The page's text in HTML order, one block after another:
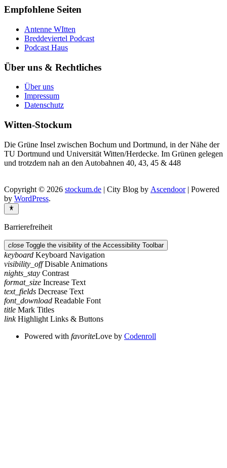
Empfohlene Seiten
Antenne WItten
Breddeviertel Podcast
Podcast Haus
Über uns & Rechtliches
Über uns
Impressum
Datenschutz
Witten-Stockum
Die Grüne Insel zwischen Bochum und Dortmund, in der Nähe der
TU Dortmund und Universität Witten/Herdecke. Im Grünen gelegen
und trotzdem nah an den Autobahnen 40, 43, 45 & 448
Copyright © 2026 stockum.de | City Blog by Ascendoor| Powered
by WordPress.
Barrierefreiheit
close Toggle the visibility of the Accessibility Toolbar
keyboard Keyboard Navigation
visibility_off Disable Animations
nights_stay Contrast
format_size Increase Text
text_fields Decrease Text
font_download Readable Font
title Mark Titles
link Highlight Links & Buttons
Powered with favoriteLove by Codenroll